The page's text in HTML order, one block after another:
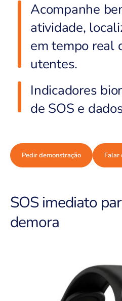
Acompanhe
atividade,
em tempo real
utentes.
Indicadores
de SOS e
Pedir demonstração Falar
SOS imediato
demora